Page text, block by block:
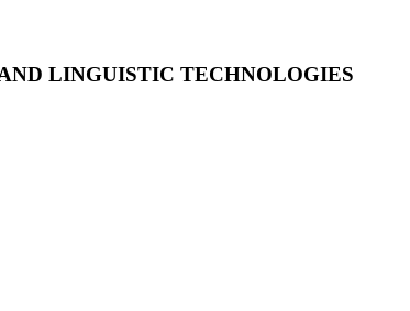
LINGUISTIC TECHNOLOGIES